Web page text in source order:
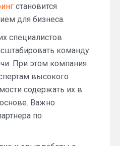
становится
для бизнеса.
специалистов
команду
При этом компания
высокого
содержать их в
Важно
по